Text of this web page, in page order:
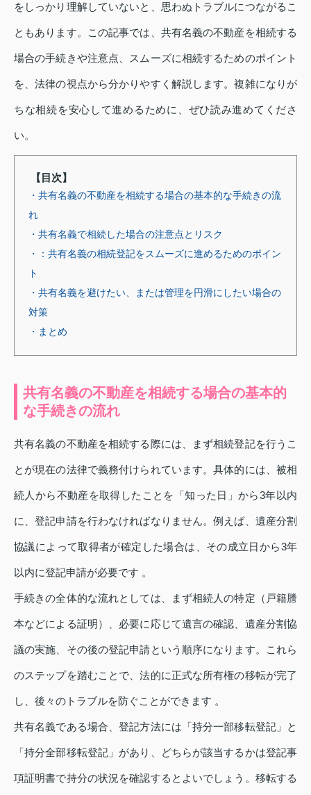
をしっかり理解していないと、思わぬトラブルにつながるこ
ともあります。この記事では、共有名義の不動産を相続する
場合の手続きや注意点、スムーズに相続するためのポイント
を、法律の視点から分かりやすく解説します。複雑になりが
ちな相続を安心して進めるために、ぜひ読み進めてくださ
い。
【目次】
・共有名義の不動産を相続する場合の基本的な手続きの流
れ
・共有名義で相続した場合の注意点とリスク
・：共有名義の相続登記をスムーズに進めるためのポイン
ト
・共有名義を避けたい、または管理を円滑にしたい場合の
対策
・まとめ
共有名義の不動産を相続する場合の基本的
な手続きの流れ
共有名義の不動産を相続する際には、まず相続登記を行うこ
とが現在の法律で義務付けられています。具体的には、被相
続人から不動産を取得したことを「知った日」から3年以内
に、登記申請を行わなければなりません。例えば、遺産分割
協議によって取得者が確定した場合は、その成立日から3年
以内に登記申請が必要です 。
手続きの全体的な流れとしては、まず相続人の特定（戸籍謄
本などによる証明）、必要に応じて遺言の確認、遺産分割協
議の実施、その後の登記申請という順序になります。これら
のステップを踏むことで、法的に正式な所有権の移転が完了
し、後々のトラブルを防ぐことができます 。
共有名義である場合、登記方法には「持分一部移転登記」と
「持分全部移転登記」があり、どちらが該当するかは登記事
項証明書で持分の状況を確認するとよいでしょう。移転する